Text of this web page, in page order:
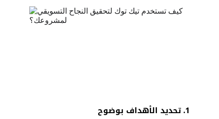
1. تحديد الأهداف بوضوح